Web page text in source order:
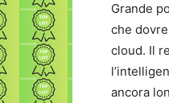
Grande
che
cloud. Il
ancora